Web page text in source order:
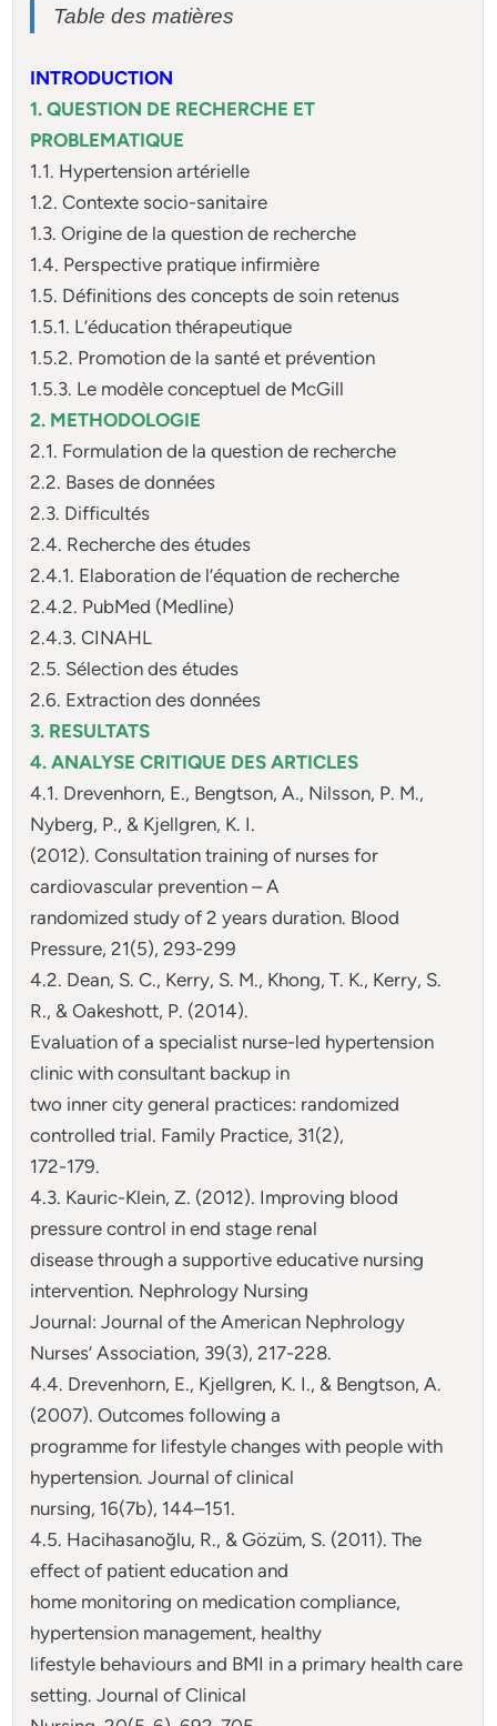
Table des matières
INTRODUCTION
1. QUESTION DE RECHERCHE ET
PROBLEMATIQUE
1.1. Hypertension artérielle
1.2. Contexte socio-sanitaire
1.3. Origine de la question de recherche
1.4. Perspective pratique infirmière
1.5. Définitions des concepts de soin retenus
1.5.1. L’éducation thérapeutique
1.5.2. Promotion de la santé et prévention
1.5.3. Le modèle conceptuel de McGill
2. METHODOLOGIE
2.1. Formulation de la question de recherche
2.2. Bases de données
2.3. Difficultés
2.4. Recherche des études
2.4.1. Elaboration de l’équation de recherche
2.4.2. PubMed (Medline)
2.4.3. CINAHL
2.5. Sélection des études
2.6. Extraction des données
3. RESULTATS
4. ANALYSE CRITIQUE DES ARTICLES
4.1. Drevenhorn, E., Bengtson, A., Nilsson, P. M.,
Nyberg, P., & Kjellgren, K. I.
(2012). Consultation training of nurses for
cardiovascular prevention – A
randomized study of 2 years duration. Blood
Pressure, 21(5), 293-299
4.2. Dean, S. C., Kerry, S. M., Khong, T. K., Kerry, S.
R., & Oakeshott, P. (2014).
Evaluation of a specialist nurse-led hypertension
clinic with consultant backup in
two inner city general practices: randomized
controlled trial. Family Practice, 31(2),
172-179.
4.3. Kauric-Klein, Z. (2012). Improving blood
pressure control in end stage renal
disease through a supportive educative nursing
intervention. Nephrology Nursing
Journal: Journal of the American Nephrology
Nurses’ Association, 39(3), 217-228.
4.4. Drevenhorn, E., Kjellgren, K. I., & Bengtson, A.
(2007). Outcomes following a
programme for lifestyle changes with people with
hypertension. Journal of clinical
nursing, 16(7b), 144–151.
4.5. Hacihasanoğlu, R., & Gözüm, S. (2011). The
effect of patient education and
home monitoring on medication compliance,
hypertension management, healthy
lifestyle behaviours and BMI in a primary health care
setting. Journal of Clinical